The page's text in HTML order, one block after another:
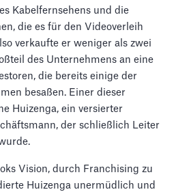
Kabelfernsehens und die
die es für den Videoverleih
verkaufte er weniger als zwei
des Unternehmens an eine
die bereits einige der
besaßen. Einer dieser
Huizenga, ein versierter
der schließlich Leiter
Vision, durch Franchising zu
Huizenga unermüdlich und